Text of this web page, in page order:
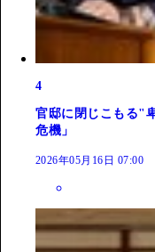
4
官邸に閉じこもる"
危機」
2026年05月16日 07:00